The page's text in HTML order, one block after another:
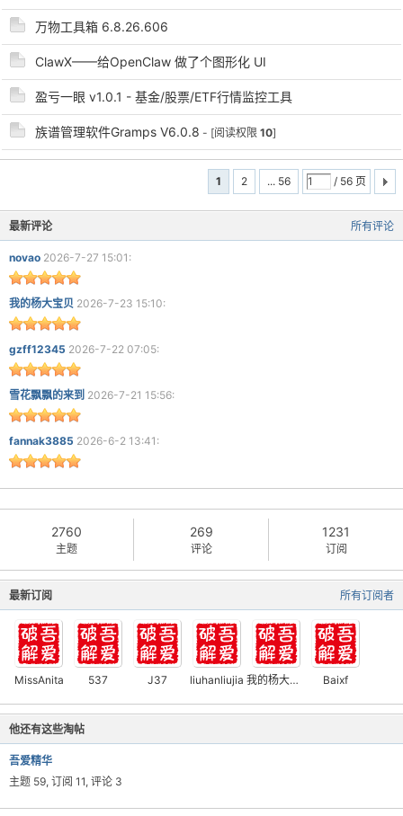
万物工具箱 6.8.26.606
ClawX——给OpenClaw 做了个图形化 UI
盈亏一眼 v1.0.1 - 基金/股票/ETF行情监控工具
族谱管理软件Gramps V6.0.8 - [阅读权限 10]
1 2 ... 56 / 56 页
所有评论
最新评论
novao 2026-7-27 15:01:
我的杨大宝贝 2026-7-23 15:10:
gzff12345 2026-7-22 07:05:
雪花飘飘的来到 2026-7-21 15:56:
fannak3885 2026-6-2 13:41:
2760
主题
269
评论
1231
订阅
所有订阅者
最新订阅
MissAnita 537 J37 liuhanliujia 我的杨大宝贝 Baixf
他还有这些淘帖
吾爱精华
主题 59, 订阅 11, 评论 3